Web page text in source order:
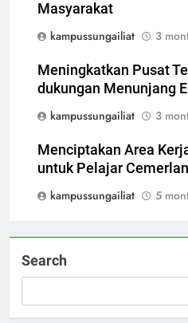
Masyarakat
kampussungailiat
3
Meningkatkan Pusat
dukungan Menunjang
kampussungailiat
3
Menciptakan Area
untuk Pelajar
kampussungailiat
5
Search